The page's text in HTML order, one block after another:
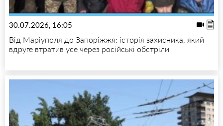
30.07.2026, 16:05
Від Маріуполя до Запоріжжя: історія захисника, який
вдруге втратив усе через російські обстріли